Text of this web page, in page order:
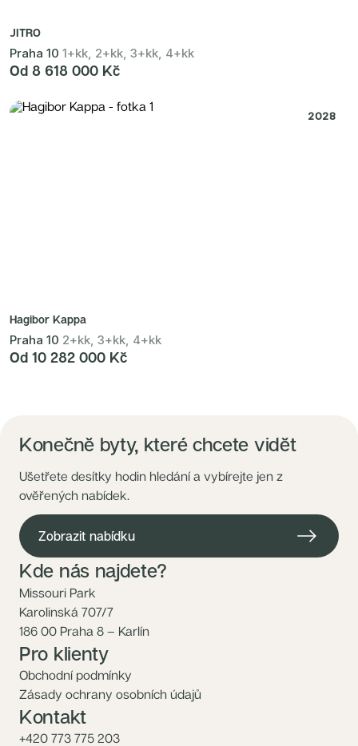
JITRO
Praha 10 1+kk, 2+kk, 3+kk, 4+kk
Od 8 618 000 Kč
2028
Hagibor Kappa
Praha 10 2+kk, 3+kk, 4+kk
Od 10 282 000 Kč
Konečně byty, které chcete vidět
Ušetřete desítky hodin hledání a vybírejte jen z
ověřených nabídek.
Zobrazit nabídku
Kde nás najdete?
Missouri Park
Karolinská 707/7
186 00 Praha 8 – Karlín
Pro klienty
Obchodní podmínky
Zásady ochrany osobních údajů
Kontakt
+420 773 775 203